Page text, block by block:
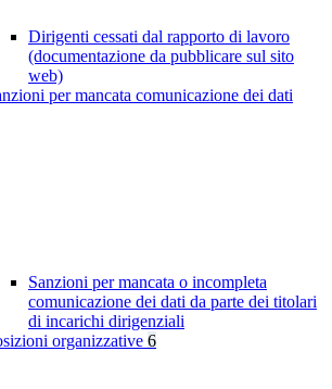
Dirigenti cessati dal rapporto di lavoro
(documentazione da pubblicare sul sito
web)
per mancata comunicazione dei dati
Sanzioni per mancata o incompleta
comunicazione dei dati da parte dei titolari
di incarichi dirigenziali
organizzative 6